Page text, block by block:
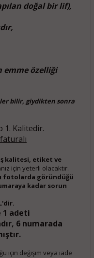
doğal bir lif),
emme özelliği
bilir, giydikten sonra
1. Kalitedir.
kalitesi, etiket ve
için yeterli olacaktır.
fotolarda göründüğü
kadar sorun
1 adeti
6 numarada
için değişim veya iade